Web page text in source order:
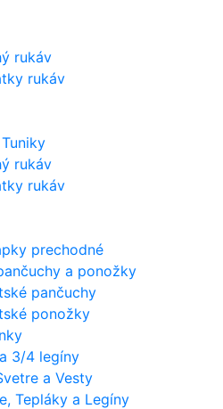
rukáv
rukáv
rukáv
rukáv
prechodné
a ponožky
pančuchy
ponožky
3/4 legíny
a Vesty
Tepláky a Legíny